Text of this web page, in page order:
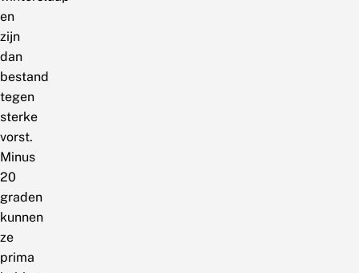
en
zijn
dan
bestand
tegen
sterke
vorst.
Minus
20
graden
kunnen
ze
prima